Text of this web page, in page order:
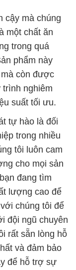
cậy mà chúng
một chất ăn
trong quá
phẩm này
còn được
trình nghiêm
suất tối ưu.
tự hào là đối
trong nhiều
tôi luôn cam
cho mọi sản
đang tìm
lượng cao để
chúng tôi để
đội ngũ chuyên
rất sẵn lòng hỗ
và đảm bảo
để hỗ trợ sự